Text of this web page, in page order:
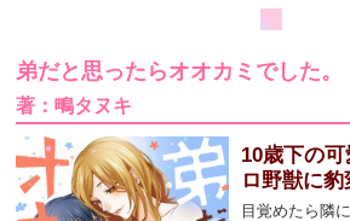
弟だと思ったらオオカミでした。
著：鴫タヌキ
10歳下の
ロ野獣に豹
目覚めたら隣